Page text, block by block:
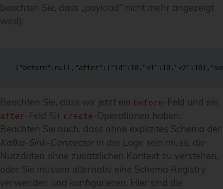
beachten Sie, dass „payload“ nicht mehr angezeigt
wird):
Beachten Sie, dass wir jetzt ein before-Feld und ein
after-Feld für create-Operationen haben.
Beachten Sie auch, dass ohne explizites Schema der
Kafka-Sink-Connectorin der Lage sein muss, die
Nutzdaten ohne zusätzlichen Kontext zu verstehen,
oder Sie müssen alternativ eine Schema Registry
verwenden und konfigurieren. Hier sind die